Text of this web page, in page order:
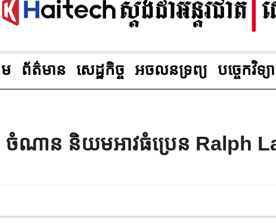
ព័ត៌មាន សេដ្ឋកិច្ច អចលនទ្រព្យ បច្ចេកវិទ្យា
ចំណាន និយមអាវធំប្រេន Ralph